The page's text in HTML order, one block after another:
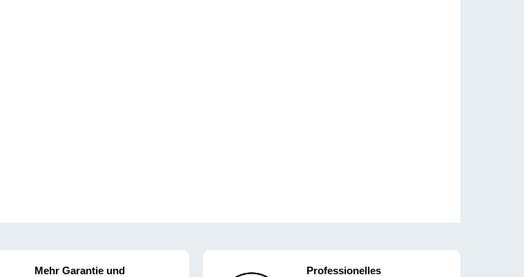
Mehr Garantie und
Professionelles